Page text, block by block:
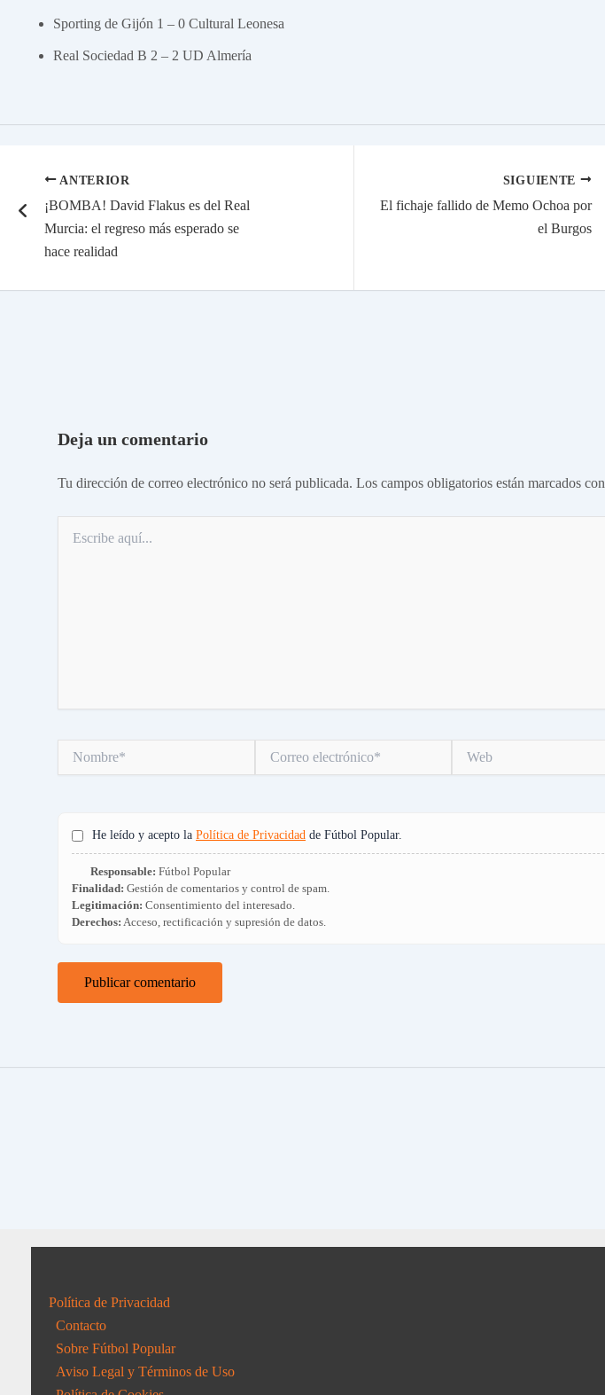
Sporting de Gijón 1 – 0 Cultural Leonesa
Real Sociedad B 2 – 2 UD Almería
ANTERIOR
¡BOMBA! David Flakus es del Real
Murcia: el regreso más esperado se
hace realidad
SIGUIENTE
El fichaje fallido de Memo Ochoa por
el Burgos
Deja un comentario
Tu dirección de correo electrónico no será publicada. Los campos obligatorios están marcados con
aquí...
electrónico*
He leído y acepto la Política de Privacidad de Fútbol Popular.
Responsable: Fútbol Popular
Finalidad: Gestión de comentarios y control de spam.
Legitimación: Consentimiento del interesado.
Derechos: Acceso, rectificación y supresión de datos.
Política de Privacidad
Contacto
Sobre Fútbol Popular
Aviso Legal y Términos de Uso